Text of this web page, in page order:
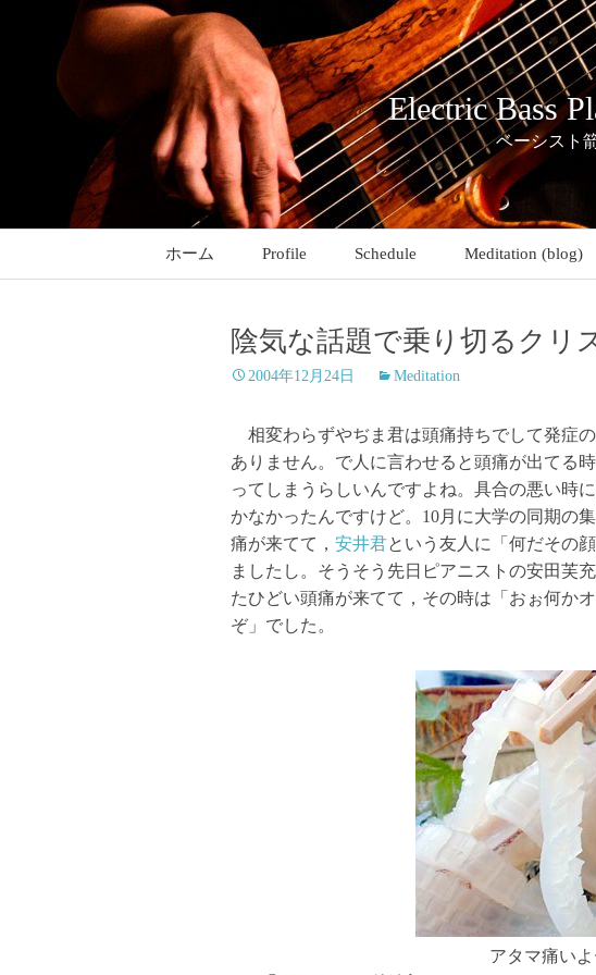
ッ
Electric Bass
ベーシスト
ホーム Profile Schedule Meditation (blog)
陰気な話題で乗り切るクリ
2004年12月24日 Meditation
相変わらずやぢま君は頭痛持ちでして発症
ありません。で人に言わせると頭痛が出てる
ってしまうらしいんですよね。具合の悪い時
かなかったんですけど。10月に大学の同期の
痛が来てて， 安井君という友人に「何だその
ましたし。そうそう先日ピアニストの安田芙
たひどい頭痛が来てて，その時は「おぉ何か
ぞ」でした。
アタマ痛いよ